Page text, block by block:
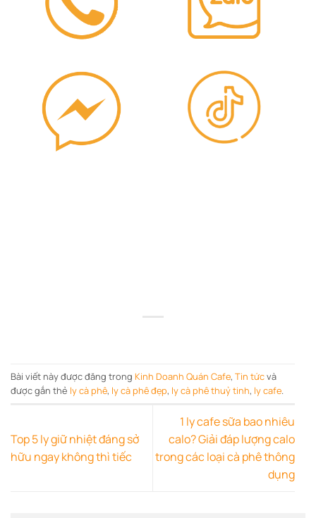
Bài viết này được đăng trong Kinh Doanh Quán Cafe, Tin tứcvà
được gắn thẻ ly cà phê, ly cà phê đẹp, ly cà phê thuỷ tinh, ly cafe.
Top 5 ly giữ nhiệt đáng sở
hữu ngay không thì tiếc
1 ly cafe sữa bao nhiêu
calo? Giải đáp lượng calo
trong các loại cà phê thông
dụng